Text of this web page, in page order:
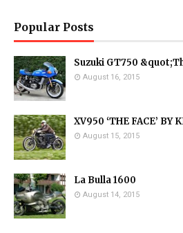
Popular Posts
Suzuki GT750
August 16, 2015
XV950 ‘THE FACE’ BY
August 15, 2015
La Bulla 1600
August 14, 2015